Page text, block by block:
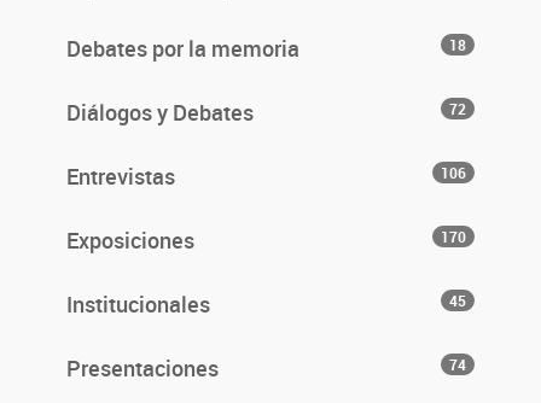
Debates por la memoria 18
Diálogos y Debates 72
Entrevistas 106
Exposiciones 170
Institucionales 45
Presentaciones 74